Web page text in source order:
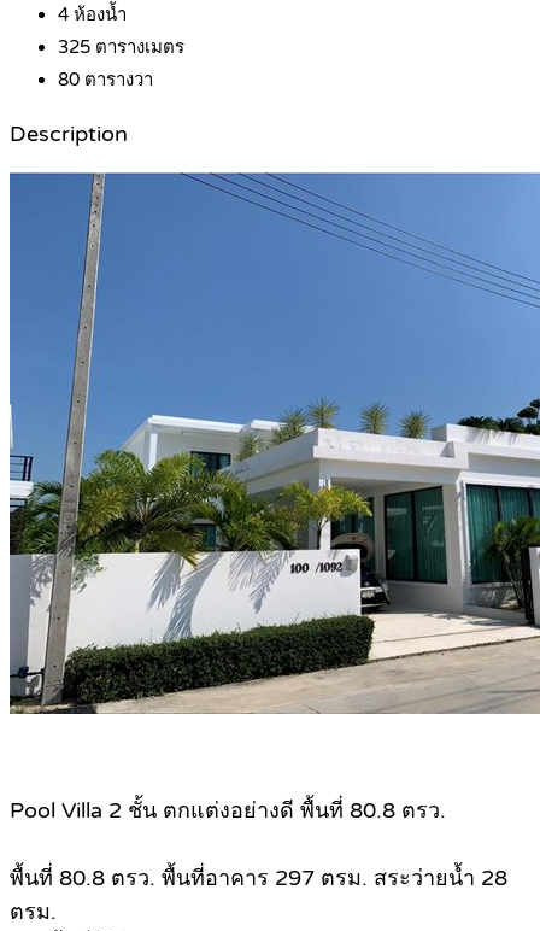
4 ห้องน้ำ
325 ตารางเมตร
80 ตารางวา
Description
Pool Villa 2 ชั้น ตกแต่งอย่างดี พื้นที่ 80.8 ตรว.
พื้นที่ 80.8 ตรว. พื้นที่อาคาร 297 ตรม. สระว่ายน้ำ 28
ตรม.